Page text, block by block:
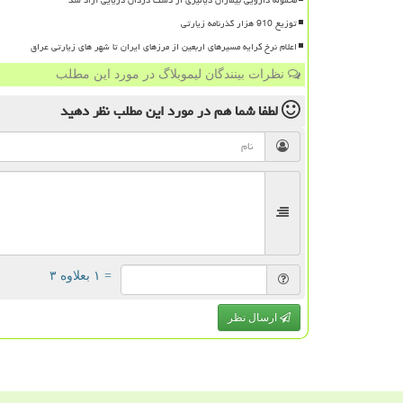
توزیع 910 هزار گذرنامه زیارتی
اعلام نرخ کرایه مسیرهای اربعین از مرزهای ایران تا شهر های زیارتی عراق
نظرات بینندگان لیموبلاگ در مورد این مطلب
لطفا شما همدر مورد این مطلبنظر دهید
= ۱ بعلاوه ۳
ارسال نظر